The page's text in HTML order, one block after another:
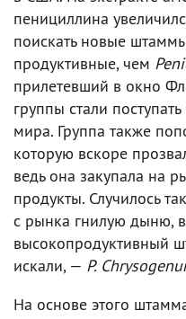
пенициллина
поискать новые
продуктивные, чем
прилетевший в окно
группы стали
мира. Группа также
которую вскоре
ведь она закупала на
продукты. Случилось
с рынка гнилую дыню,
высокопродуктивный
искали, — P.
На основе этого